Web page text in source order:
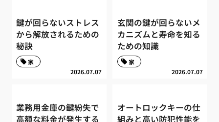
鍵が回らないストレス
から解放されるための
秘訣
2026.07.07
家
玄関の鍵が回らないメ
カニズムと寿命を知る
ための知識
2026.07.07
家
業務用金庫の鍵紛失で
高額な料金が発生する
オートロックキーの仕
組みと高い防犯性能を